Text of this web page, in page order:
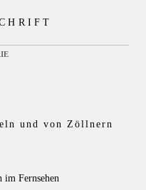
und von Zöllnern
Fernsehen